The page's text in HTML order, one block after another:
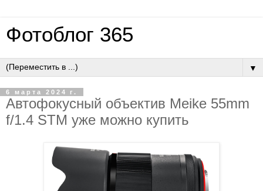
Фотоблог 365
▼
6 марта 2024 г.
Автофокусный объектив Meike 55mm
f/1.4 STM уже можно купить